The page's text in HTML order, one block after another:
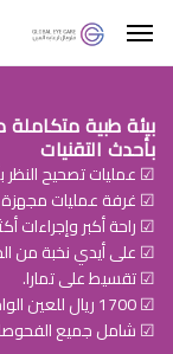
بيئة طبية
بأحدث التقنيات
☑ عمليات تصحيح النظر
☑ غرفة عمليات مجهزة
☑ راحة أكبر وإجراءات
☑ على أيدي نخبة من
☑ تقسيط على تمارا.
☑ 1700 ريال للعين الواحدة.
☑ شامل جميع